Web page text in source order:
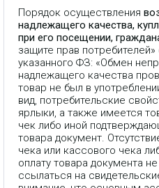
Порядок осуществления
надлежащего качества,
при его посещении,
защите прав
указанного ФЗ: «Обмен
надлежащего качества
товар не был в
вид, потребительские
ярлыки, а также имеется
чек либо иной
товара документ.
чека или кассового чека
оплату товара документа
ссылаться на